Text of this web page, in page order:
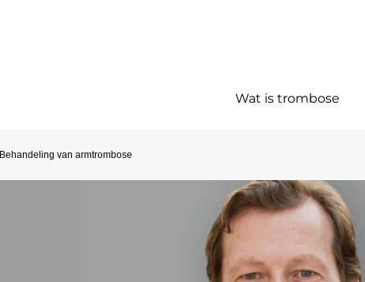
Wat is trombose
Behandeling van armtrombose